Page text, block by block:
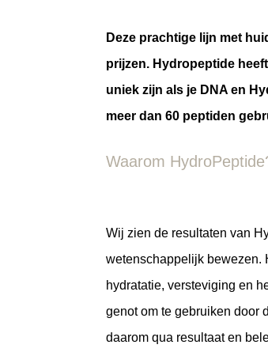
Deze prachtige lijn met
prijzen. Hydropeptide
uniek zijn als je DNA en
meer dan 60 peptiden
Waarom
Wij zien de resultaten van
wetenschappelijk bewezen.
hydratatie, versteviging en
genot om te gebruiken door
daarom qua resultaat en